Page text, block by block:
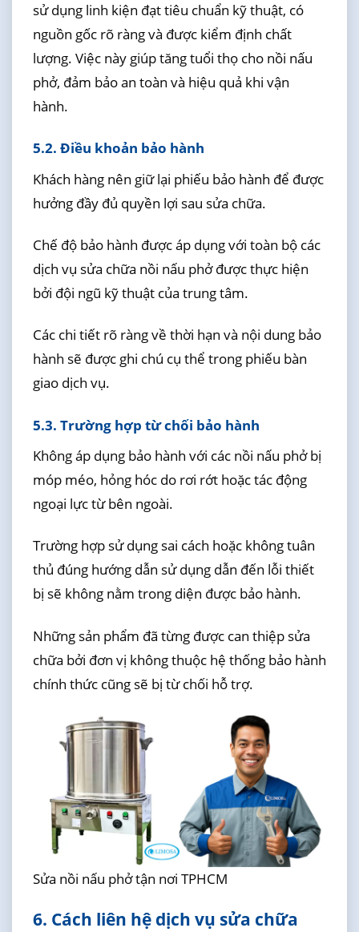
sử dụng linh kiện đạt tiêu chuẩn kỹ thuật, có
nguồn gốc rõ ràng và được kiểm định chất
lượng. Việc này giúp tăng tuổi thọ cho nồi nấu
phở, đảm bảo an toàn và hiệu quả khi vận
hành.
5.2. Điều khoản bảo hành
Khách hàng nên giữ lại phiếu bảo hành để được
hưởng đầy đủ quyền lợi sau sửa chữa.
Chế độ bảo hành được áp dụng với toàn bộ các
dịch vụ sửa chữa nồi nấu phở được thực hiện
bởi đội ngũ kỹ thuật của trung tâm.
Các chi tiết rõ ràng về thời hạn và nội dung bảo
hành sẽ được ghi chú cụ thể trong phiếu bàn
giao dịch vụ.
5.3. Trường hợp từ chối bảo hành
Không áp dụng bảo hành với các nồi nấu phở bị
móp méo, hỏng hóc do rơi rớt hoặc tác động
ngoại lực từ bên ngoài.
Trường hợp sử dụng sai cách hoặc không tuân
thủ đúng hướng dẫn sử dụng dẫn đến lỗi thiết
bị sẽ không nằm trong diện được bảo hành.
Những sản phẩm đã từng được can thiệp sửa
chữa bởi đơn vị không thuộc hệ thống bảo hành
chính thức cũng sẽ bị từ chối hỗ trợ.
Sửa nồi nấu phở tận nơi TPHCM
6. Cách liên hệ dịch vụ sửa chữa